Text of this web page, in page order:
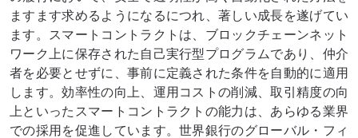
ますます求めるようになるにつれ、著しい成長を遂げてい
ます。スマートコントラクトは、ブロックチェーンネット
ワーク上に保存された自己実行型プログラムであり、仲介
者を必要とせずに、事前に定義された条件を自動的に適用
します。効率性の向上、運用コストの削減、取引精度の向
上といったスマートコントラクトの能力は、あらゆる業界
での採用を促進しています。世界銀行のグローバル・フィ